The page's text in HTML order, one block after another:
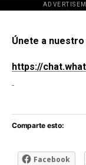
Únete a
https://
Comparte esto:
Facebook